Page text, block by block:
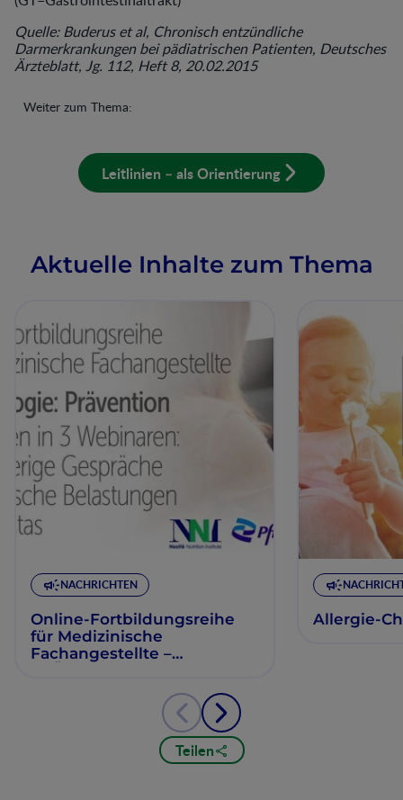
Quelle: Buderus et al, Chronisch entzündliche
Darmerkrankungen bei pädiatrischen Patienten, Deutsches
Ärzteblatt, Jg. 112, Heft 8, 20.02.2015
Weiter zum Thema:
Leitlinien – als Orientierung
Aktuelle Inhalte zum Thema
NACHRICHTEN
Online-Fortbildungsreihe
für Medizinische
Fachangestellte –
Allergie-
Teilen